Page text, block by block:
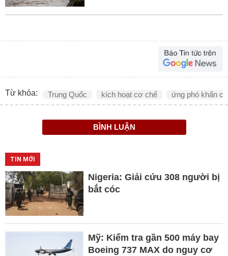
Từ khóa: Trung Quốc kích hoạt cơ chế ứng phó khẩn
BÌNH LUẬN
TIN MỚI
Nigeria: Giải cứu 308 người bị
bắt cóc
Mỹ: Kiểm tra gần 500 máy bay
Boeing 737 MAX do nguy cơ